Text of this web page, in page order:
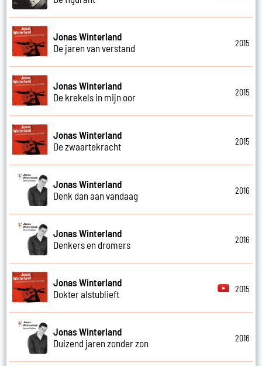
Jonas Winterland
De jaren van verstand
2015
Jonas Winterland
De krekels in mijn oor
2015
Jonas Winterland
De zwaartekracht
2015
Jonas Winterland
Denk dan aan vandaag
2016
Jonas Winterland
Denkers en dromers
2016
Jonas Winterland
Dokter alstublieft
2015
Jonas Winterland
Duizend jaren zonder zon
2016